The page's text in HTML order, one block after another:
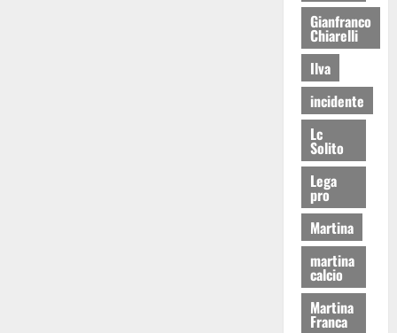
Gianfranco
Chiarelli
Ilva
incidente
Lc
Solito
Lega
pro
Martina
martina
calcio
Martina
Franca